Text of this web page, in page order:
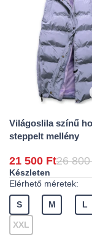
Világoslila színű
steppelt mellény
21 500 Ft26
Készleten
Elérhető méretek:
S M L
XXL